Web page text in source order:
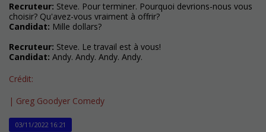
Recruteur: Steve. Pour terminer. Pourquoi devrions-nous vous
choisir? Qu'avez-vous vraiment à offrir?
Candidat: Mille dollars?
Recruteur: Steve. Le travail est à vous!
Candidat: Andy. Andy. Andy. Andy.
Crédit:
| Greg Goodyer Comedy
03/11/2022 16:21